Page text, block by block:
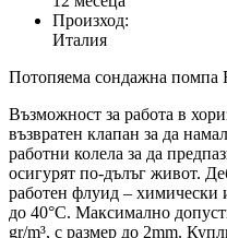
Произход:
Италия
Потопяема сондажна помпа
Възможност за работа в
възвратен клапан за да
работни колела за да
осигурят по-дълъг живот.
работен флуид – химически
до 40°C. Максимално
gr/m³, с размер до 2mm.